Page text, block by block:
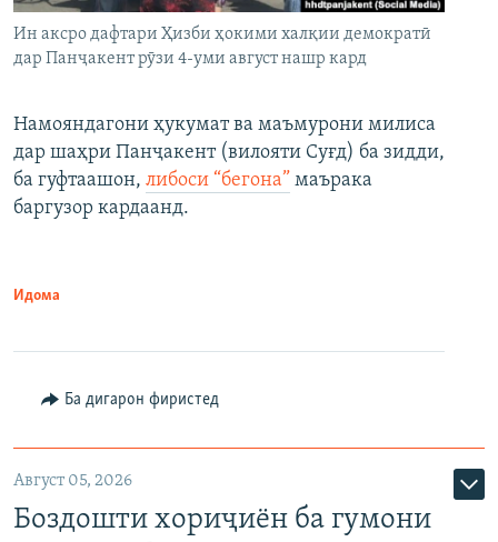
Ин аксро дафтари Ҳизби ҳокими халқии демократӣ
дар Панҷакент рӯзи 4-уми август нашр кард
Намояндагони ҳукумат ва маъмурони милиса
дар шаҳри Панҷакент (вилояти Суғд) ба зидди,
ба гуфтаашон, либоси “бегона” маърака
баргузор кардаанд.
Идома
Ба дигарон фиристед
Август 05, 2026
Боздошти хориҷиён ба гумони